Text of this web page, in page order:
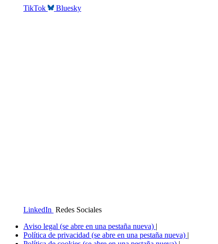
TikTok Bluesky
LinkedIn Redes Sociales
Aviso legal (se abre en una pestaña nueva) |
Política de privacidad (se abre en una pestaña nueva) |